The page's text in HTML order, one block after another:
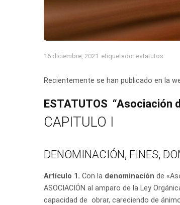
16 diciembre, 2021 etiquetado: estatutos
Recientemente se han publicado en la
ESTATUTOS “Asociación
CAPITULO I
DENOMINACIÓN, FINES,
Artículo 1. Con la denominación de
ASOCIACIÓN al amparo de la Ley
capacidad de obrar, careciendo de